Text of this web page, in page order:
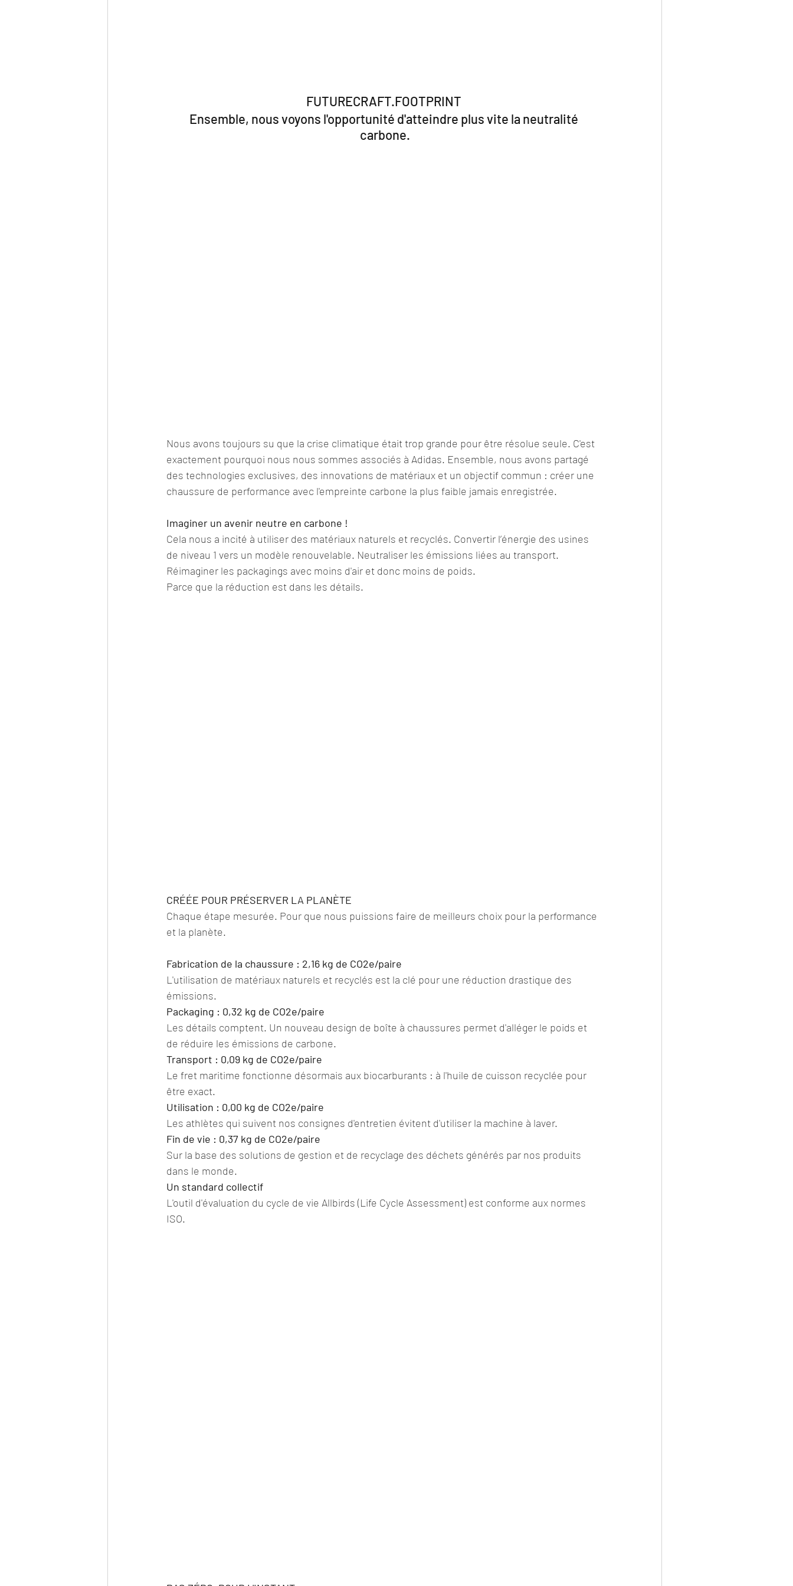
FUTURECRAFT.FOOTPRINT
Ensemble, nous voyons l'opportunité d'atteindre plus vite la neutralité
carbone.
Nous avons toujours su que la crise climatique était trop grande pour être résolue seule. C'est
exactement pourquoi nous nous sommes associés à Adidas. Ensemble, nous avons partagé
des technologies exclusives, des innovations de matériaux et un objectif commun : créer une
chaussure de performance avec l'empreinte carbone la plus faible jamais enregistrée.
Imaginer un avenir neutre en carbone !
Cela nous a incité à utiliser des matériaux naturels et recyclés. Convertir l’énergie des usines
de niveau 1 vers un modèle renouvelable. Neutraliser les émissions liées au transport.
Réimaginer les packagings avec moins d'air et donc moins de poids.
Parce que la réduction est dans les détails.
CRÉÉE POUR PRÉSERVER LA PLANÈTE
Chaque étape mesurée. Pour que nous puissions faire de meilleurs choix pour la performance
et la planète.
Fabrication de la chaussure : 2,16 kg de CO2e/paire
L'utilisation de matériaux naturels et recyclés est la clé pour une réduction drastique des
émissions.
Packaging : 0,32 kg de CO2e/paire
Les détails comptent. Un nouveau design de boîte à chaussures permet d'alléger le poids et
de réduire les émissions de carbone.
Transport : 0,09 kg de CO2e/paire
Le fret maritime fonctionne désormais aux biocarburants : à l'huile de cuisson recyclée pour
être exact.
Utilisation : 0,00 kg de CO2e/paire
Les athlètes qui suivent nos consignes d'entretien évitent d'utiliser la machine à laver.
Fin de vie : 0,37 kg de CO2e/paire
Sur la base des solutions de gestion et de recyclage des déchets générés par nos produits
dans le monde.
Un standard collectif
L'outil d'évaluation du cycle de vie Allbirds (Life Cycle Assessment) est conforme aux normes
ISO.